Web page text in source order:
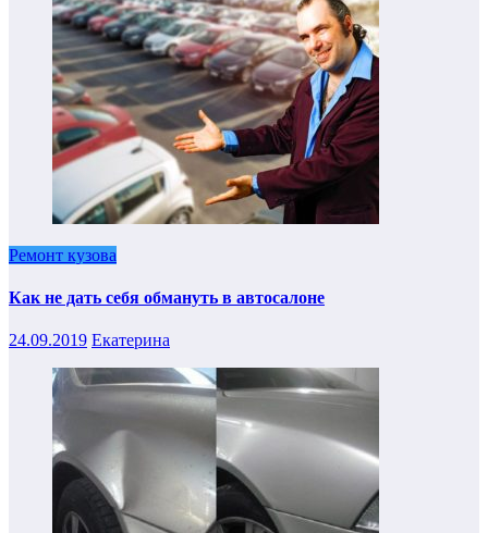
Ремонт кузова
Как не дать себя обмануть в автосалоне
24.09.2019 Екатерина